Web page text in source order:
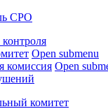
СРО
Open submenu
комиссия Open
комитет